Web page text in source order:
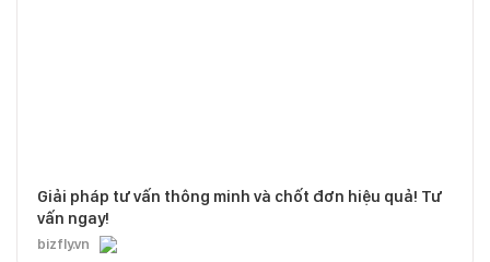
Giải pháp tư vấn thông minh và chốt đơn hiệu quả! Tư
vấn ngay!
bizfly.vn